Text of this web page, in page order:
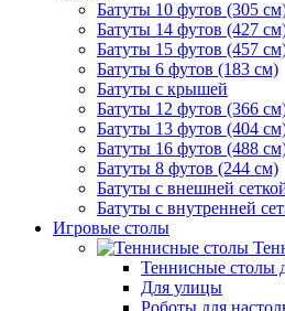
Батуты 10 футов (305
Батуты 14 футов (427
Батуты 15 футов (457
Батуты 6 футов (183 см)
Батуты с крышей
Батуты 12 футов (366
Батуты 13 футов (404
Батуты 16 футов (488
Батуты 8 футов (244 см)
Батуты с внешней
Батуты с внутренней
Игровые столы
Теннисные столы
Для улицы
Роботы для